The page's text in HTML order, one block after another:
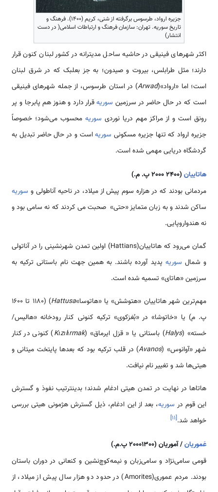
جزیره ارواد، طرسوس برگرفته از شنی، کریم (۱۴۰۰). فرهنگ و
تاریخ سوریه. تهران: سازمان فرهنگ و ارتباطات اسلامی( در دست
انتشار)
اکثر شهرهای فینیقی در حاشیه ساحل مدیترانه در کشور لبنان کنون قرار
دارند؛ مثل طرابلس، بیروت و صیدون؛ به جز بعلبک که در شرق لبنان
است؛ اما «ارواد»(Arwad) در استان طرسوس، از جمله شهرهای فینیقی
است که در حال حاضر در سرزمین سوریهقرار دارد و هنوز هم پابرجا و پر
رونق است و از مراکز مهم دریا نوردی سوریه محسوب می‌شود؛ خصوصاً
جزیره ارواد که تنها جزیره مسکونی سوریهاست و در حال حاضر تبدیل به
گردشگاه دریایی مهمی شده است.
هاتاییان(2400 2000 پ. م.)
مردمانی بودند که در هزاره سوم پیش از میلاد، در ناحیه آناطولی و سوریه
ساکن شدند و به زبان متمایز «حتی» صحبت می کردند که نه سامی بود و
نه هندواروپایی.
گمان می‌رود که هاتاییان(Hattians) اولین تمدن شهرنشینی را در آناتولی
و شمال سوریه پدید آورده باشند. به همین جهت نام باستانی ترکیه به
سرزمین «هاتای» تسمیه شده است.
مهم‌ترین شهر هاتاییان «هتوشش» یا «هاتوسا»Hattusa
) (۱۱۸۰ تا ۱۶۰۰
پ. م) یا «خاتوشا» در «بُغزکوی» ترکیه کنونی کنار رودخانه «هالیس/
خسته» (Halys) باستانی یا « قزل ایرماق» (Kızılırmak) کنونی در کنار
شهر «آوانوس» (Avanos) در قلب ترکیه بود که بعدها پایتخت میتانی و
هیتی‌ها شد و تغییر نام نیافت.
هاتاها در نهایت در تمدن هیتی ادغام شدند؛ بدینترتیب نفوذ و گسترش
این قوم در سوریه، بعد از این ادغام، ذیل گسترش هژمونی هیتی بررسی
خواهد شد.[۱۱]
عَموریان/ آموریان (20001300 پ.م.)
قومی سامی‌نژاد و سامی‌زبان و نیمه‌کوچ‌نشین و کنعانی در دوران باستان
بودند. مردم عموری(Amorites) در حدود دو هزار سال پیش از میلاد، از